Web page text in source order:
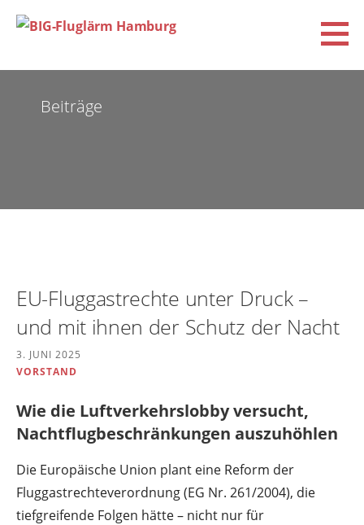
Zum
Inhalt
BIG-Fluglärm Hamburg
Beiträge
EU-Fluggastrechte unter Druck –
und mit ihnen der Schutz der Nacht
3. JUNI 2025
VORSTAND
Wie die Luftverkehrslobby versucht,
Nachtflugbeschränkungen auszuhöhlen
Die Europäische Union plant eine Reform der
Fluggastrechteverordnung (EG Nr. 261/2004), die
tiefgreifende Folgen hätte – nicht nur für